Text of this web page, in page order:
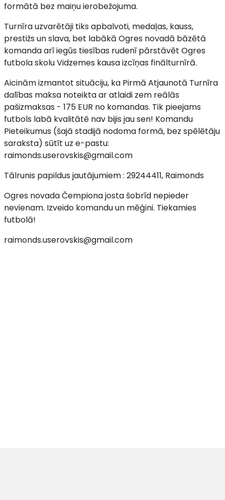
formātā bez maiņu ierobežojuma.
Turnīra uzvarētāji tiks apbalvoti, medaļas, kauss,
prestižs un slava, bet labākā Ogres novadā bāzētā
komanda arī iegūs tiesības rudenī pārstāvēt Ogres
futbola skolu Vidzemes kausa izcīņas finālturnīrā.
Aicinām izmantot situāciju, ka Pirmā Atjaunotā Turnīra
dalības maksa noteikta ar atlaidi zem reālās
pašizmaksas - 175 EUR no komandas. Tik pieejams
futbols labā kvalitātē nav bijis jau sen! Komandu
Pieteikumus (šajā stadijā nodoma formā, bez spēlētāju
saraksta) sūtīt uz e-pastu:
raimonds.userovskis@gmail.com
Tālrunis papildus jautājumiem : 29244411, Raimonds
Ogres novada Čempiona josta šobrīd nepieder
nevienam. Izveido komandu un mēģini. Tiekamies
futbolā!
raimonds.userovskis@gmail.com